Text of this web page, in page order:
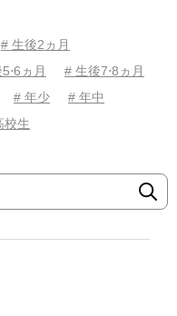
# 生後2ヵ月
ヵ月
# 生後7⋅8ヵ月
# 年少
# 年中
校生